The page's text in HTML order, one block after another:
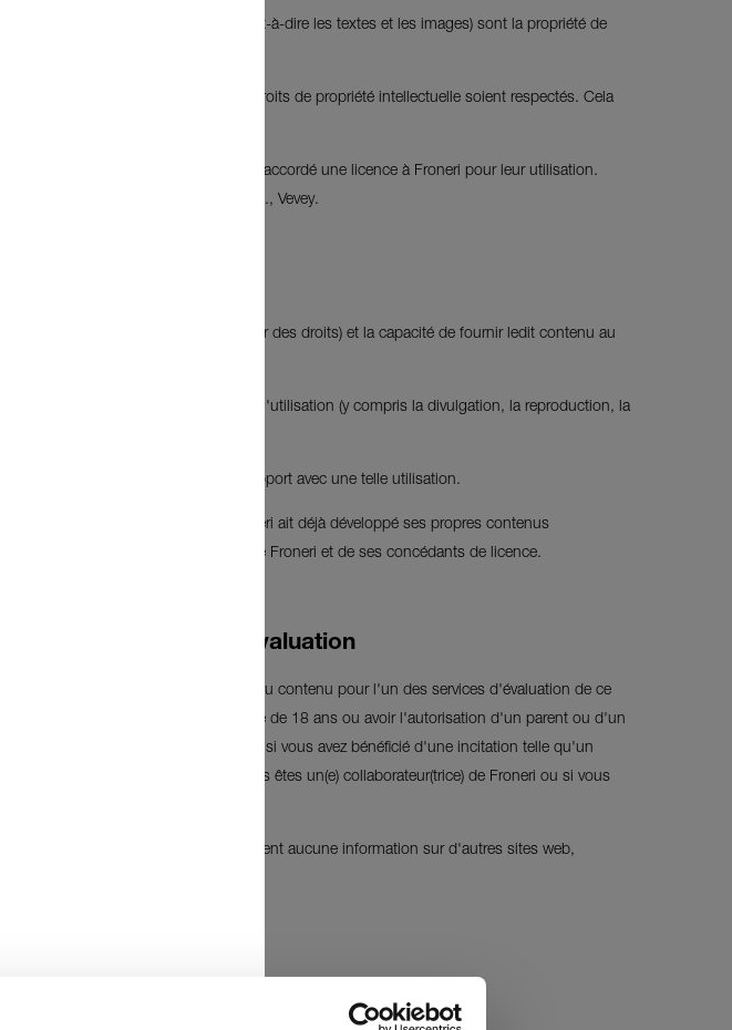
de Froneri sur ce site Web (c'est-à-dire les textes et les images) sont la propriété de
à condition que tous les droits de propriété intellectuelle soient respectés. Cela
Froneri).
fait partie du groupe Nestlé et qui a accordé une licence à Froneri pour leur utilisation.
of Société des Produits Nestlé S.A., Vevey.
le droit (ou l'autorisation du détenteur des droits) et la capacité de fournir ledit contenu au
perpétuelle et mondiale pour l'utilisation (y compris la divulgation, la reproduction, la
pas droit à une rémunération en rapport avec une telle utilisation.
utilisation et qu'il se peut que Froneri ait déjà développé ses propres contenus
ces contenus restent la propriété de Froneri et de ses concédants de licence.
et le service d'évaluation
d'évaluation. Pour soumettre du contenu pour l'un des services d'évaluation de ce
vous devez avoir atteint l'âge de 18 ans ou avoir l'autorisation d'un parent ou d'un
d'un paiement ultérieur, ou si vous avez bénéficié d'une incitation telle qu'un
moment de la soumission. Si vous êtes un(e) collaborateur(trice) de Froneri ou si vous
évalué. Les évaluations ne contiennent aucune information sur d'autres sites web,
du contenu que vous transmettez.